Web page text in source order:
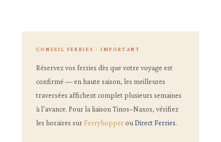
CONSEIL FERRIES · IMPORTANT
Réservez vos ferries dès que votre voyage est
confirmé — en haute saison, les meilleures
traversées affichent complet plusieurs semaines
à l’avance. Pour la liaison Tinos–Naxos, vérifiez
les horaires sur Ferryhopperou Direct Ferries.